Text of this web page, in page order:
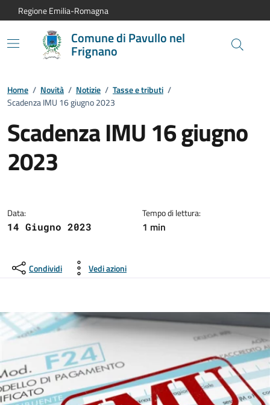
Vai al contenuto principale
Vai alla navigazione del sito
Vai al piede di pagina
Regione Emilia-Romagna
Comune di Pavullo nel
Frignano
Home / Novità / Notizie / Tasse e tributi /
Scadenza IMU 16 giugno 2023
Scadenza IMU 16 giugno
2023
Data:
14 Giugno 2023
Tempo di lettura:
1 min
Condividi Vedi azioni